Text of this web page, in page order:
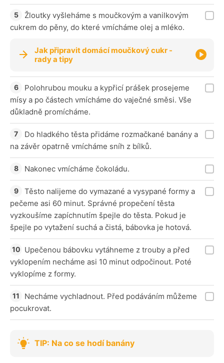
Žloutky vyšleháme s moučkovým a vanilkovým
cukrem do pěny, do které vmícháme olej a mléko.
Jak připravit domácí moučkový cukr -
rady a tipy
Polohrubou mouku a kypřicí prášek prosejeme
mísy a po částech vmícháme do vaječné směsi. Vše
důkladně promícháme.
Do hladkého těsta přidáme rozmačkané banány a
na závěr opatrně vmícháme sníh z bílků.
Nakonec vmícháme čokoládu.
Těsto nalijeme do vymazané a vysypané formy a
pečeme asi 60 minut. Správné propečení těsta
vyzkoušíme zapíchnutím špejle do těsta. Pokud je
špejle po vytažení suchá a čistá, bábovka je hotová.
Upečenou bábovku vytáhneme z trouby a před
vyklopením necháme asi 10 minut odpočinout. Poté
vyklopíme z formy.
Necháme vychladnout. Před podáváním můžeme
pocukrovat.
TIP: Na co se hodí banány